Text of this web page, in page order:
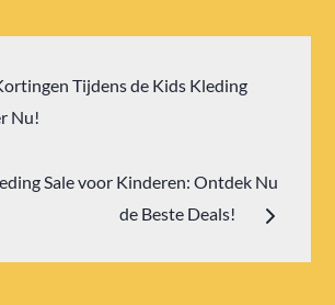
Tijdens de Kids Kleding
Nu!
Sale voor Kinderen: Ontdek Nu
de Beste Deals!